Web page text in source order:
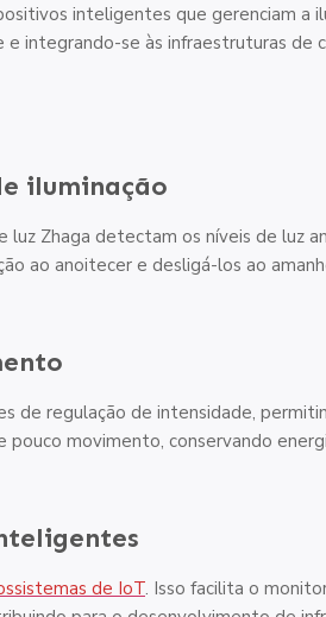
inteligentes que gerenciam a
integrando-se às infraestruturas de
iluminação
luz Zhaga detectam os níveis de luz
ao anoitecer e desligá-los ao
de regulação de intensidade,
movimento, conservando
de IoT. Isso facilita o